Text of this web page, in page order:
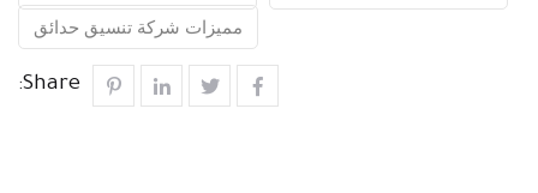
مميزات شركة تنسيق حدائق
Share: